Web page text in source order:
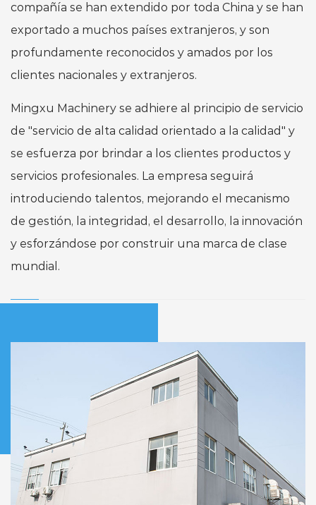
compañía se han extendido por toda China y se han
exportado a muchos países extranjeros, y son
profundamente reconocidos y amados por los
clientes nacionales y extranjeros.
Mingxu Machinery se adhiere al principio de servicio
de "servicio de alta calidad orientado a la calidad" y
se esfuerza por brindar a los clientes productos y
servicios profesionales. La empresa seguirá
introduciendo talentos, mejorando el mecanismo
de gestión, la integridad, el desarrollo, la innovación
y esforzándose por construir una marca de clase
mundial.